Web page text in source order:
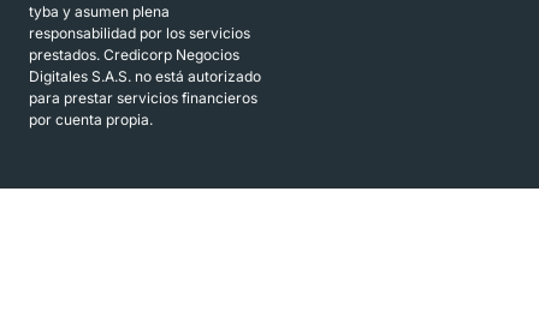
tyba y asumen plena
responsabilidad por los servicios
prestados. Credicorp Negocios
Digitales S.A.S. no está autorizado
para prestar servicios financieros
por cuenta propia.